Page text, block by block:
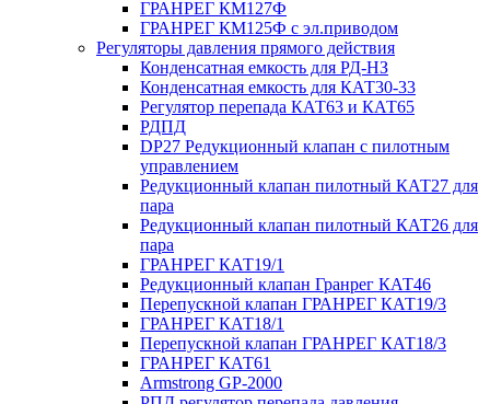
ГРАНРЕГ КМ127Ф
ГРАНРЕГ КМ125Ф с эл.приводом
Регуляторы давления прямого действия
Конденсатная емкость для РД-НЗ
Конденсатная емкость для КАТ30-33
Регулятор перепада КАТ63 и КАТ65
РДПД
DP27 Редукционный клапан с пилотным
управлением
Редукционный клапан пилотный КАТ27 для
пара
Редукционный клапан пилотный КАТ26 для
пара
ГРАНРЕГ КАТ19/1
Редукционный клапан Гранрег КАТ46
Перепускной клапан ГРАНРЕГ КАТ19/3
ГРАНРЕГ КАТ18/1
Перепускной клапан ГРАНРЕГ КАТ18/3
ГРАНРЕГ КАТ61
Armstrong GP-2000